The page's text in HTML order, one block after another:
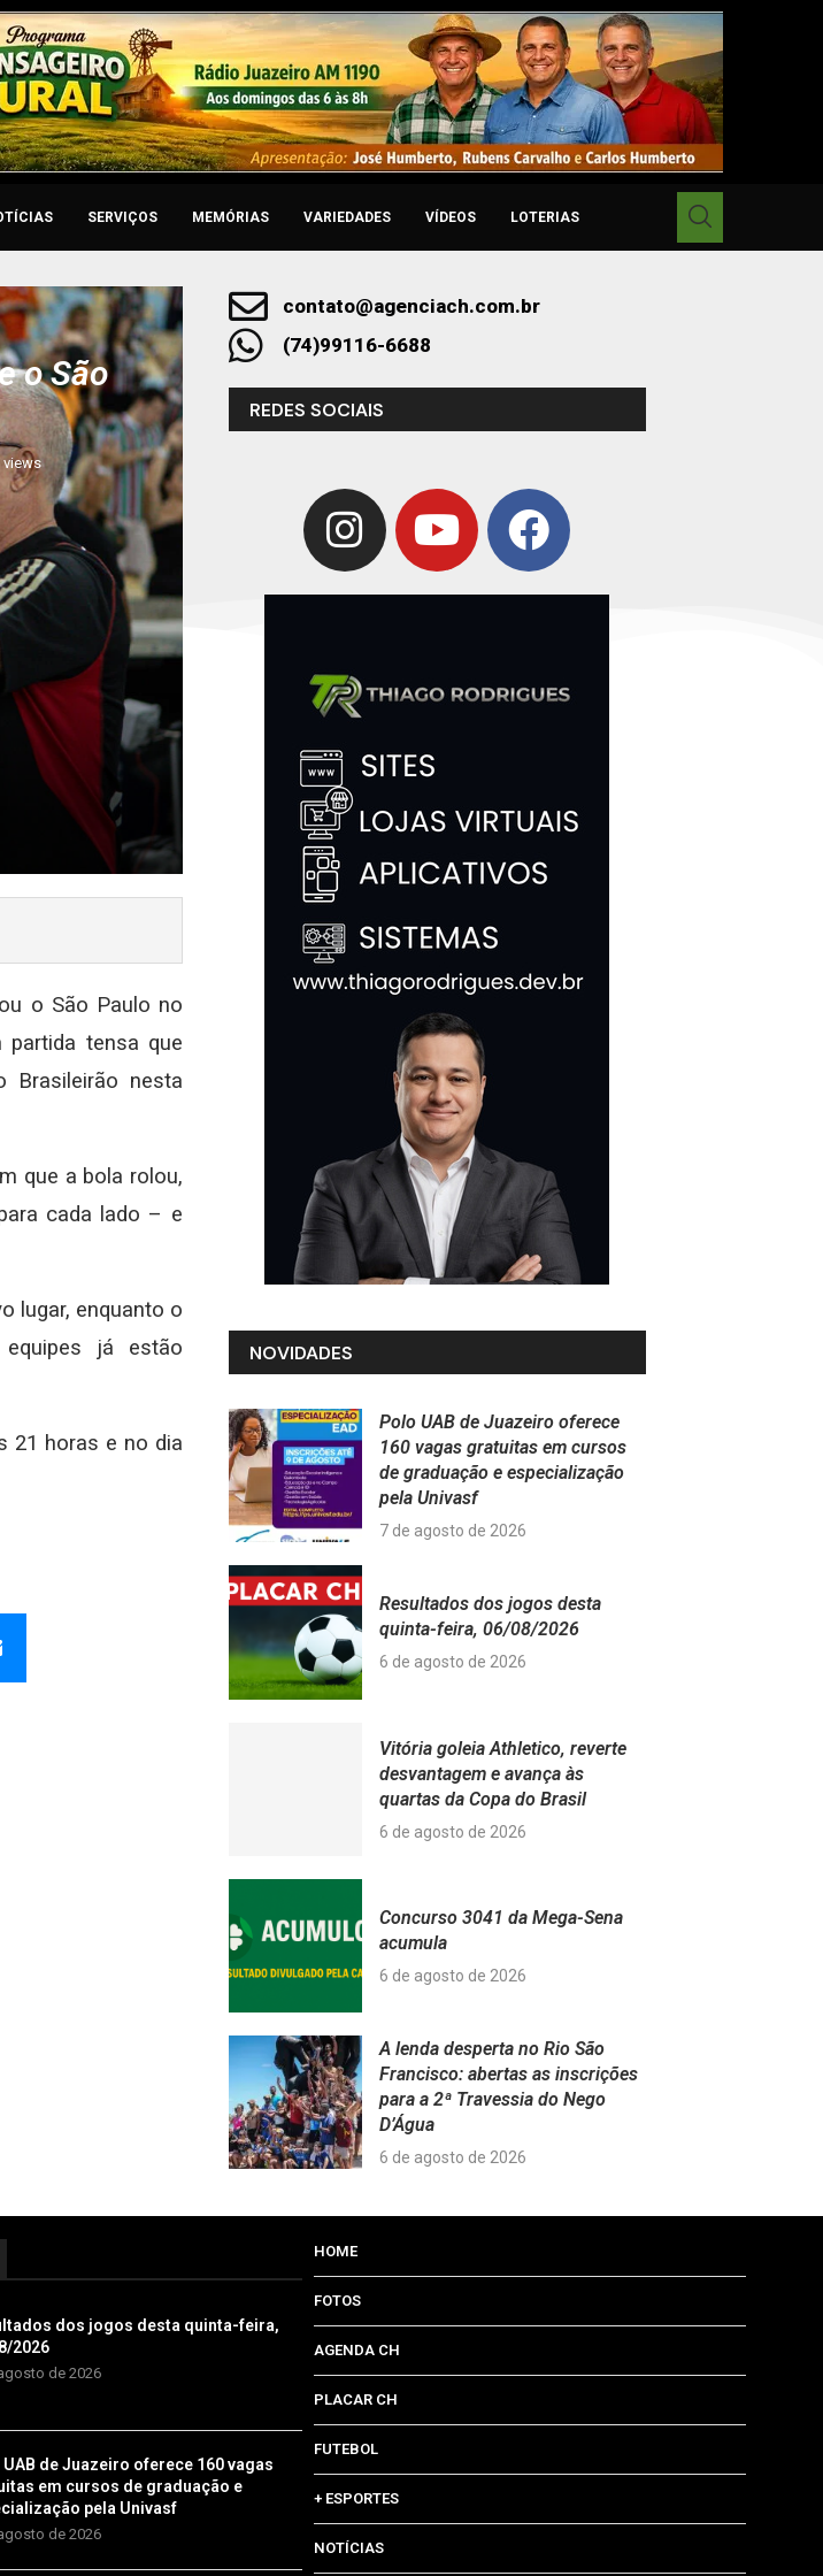
SERVIÇOS MEMÓRIAS VARIEDADES VÍDEOS LOTERIAS
o São
views
o São Paulo no
tensa que
nesta
que a bola rolou,
cada lado – e
lugar, enquanto o
já estão
21 horas e no dia
contato@agenciach.com.br
(74)99116-6688
REDES SOCIAIS
NOVIDADES
Polo UAB de Juazeiro oferece
160 vagas gratuitas em cursos
de graduação e especialização
pela Univasf
7 de agosto de 2026
Resultados dos jogos desta
quinta-feira, 06/08/2026
6 de agosto de 2026
Vitória goleia Athletico, reverte
desvantagem e avança às
quartas da Copa do Brasil
6 de agosto de 2026
Concurso 3041 da Mega-Sena
acumula
6 de agosto de 2026
A lenda desperta no Rio São
Francisco: abertas as inscrições
para a 2ª Travessia do Nego
D’Água
6 de agosto de 2026
dos jogos desta quinta-feira,
2026
de 2026
UAB de Juazeiro oferece 160 vagas
em cursos de graduação e
pela Univasf
de 2026
HOME
FOTOS
AGENDA CH
PLACAR CH
FUTEBOL
+ ESPORTES
NOTÍCIAS